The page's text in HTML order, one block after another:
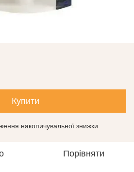
Купити
накопичувальної знижки
Порівняти